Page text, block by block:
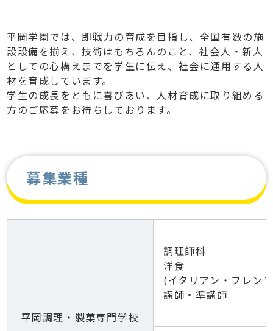
平岡学園では、即戦力の育成を目指し、全国有数の施
設設備を揃え、技術はもちろんのこと、社会人・新人
としての心構えまでを学生に伝え、社会に通用する人
材を育成しています。
学生の成長をともに喜びあい、人材育成に取り組める
方のご応募をお待ちしております。
募集業種
平岡調理・製菓専門学校
調理師科
洋食
(イタリアン・フレン
講師・準講師